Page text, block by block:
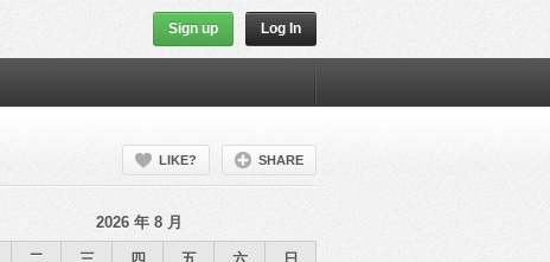
Sign up Log In
LIKE? SHARE
2026 年 8 月